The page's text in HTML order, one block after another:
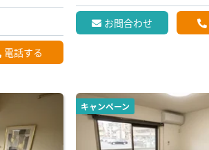
電話する
お問合わせ
キャンペーン